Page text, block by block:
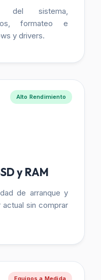
del sistema,
formateo e
y drivers.
Alto Rendimiento
y RAM
de arranque y
sin comprar
Equipos a Medida